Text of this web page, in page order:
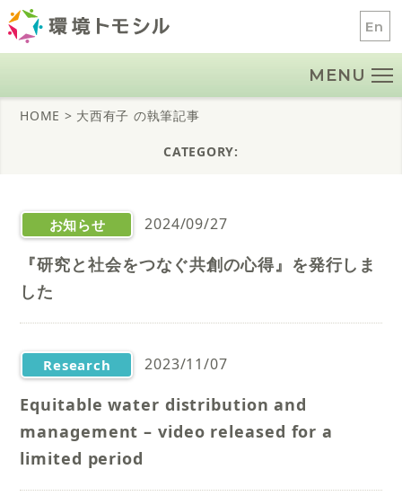
Skip
to
content
En
MENU
HOME > 大西有子 の執筆記事
CATEGORY:
お知らせ 2024/09/27
『研究と社会をつなぐ共創の心得』を発行しま
した
Research
2023/11/07
Equitable water distribution and
management – video released for a
limited period